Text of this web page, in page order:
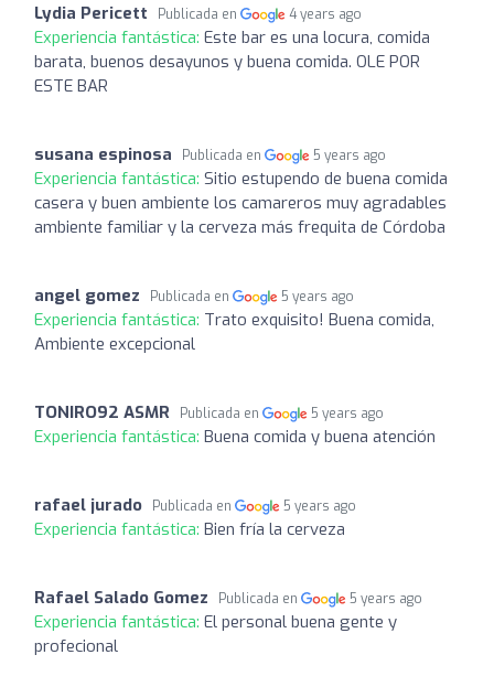
Lydia Pericett Publicada en 4 years ago
Experiencia fantástica: Este bar es una locura, comida
barata, buenos desayunos y buena comida. OLE POR
ESTE BAR
susana espinosa Publicada en 5 years ago
Experiencia fantástica: Sitio estupendo de buena comida
casera y buen ambiente los camareros muy agradables
ambiente familiar y la cerveza más frequita de Córdoba
angel gomez Publicada en 5 years ago
Experiencia fantástica: Trato exquisito! Buena comida,
Ambiente excepcional
TONIRO92 ASMR Publicada en 5 years ago
Experiencia fantástica: Buena comida y buena atención
rafael jurado Publicada en 5 years ago
Experiencia fantástica: Bien fría la cerveza
Rafael Salado Gomez Publicada en 5 years ago
Experiencia fantástica: El personal buena gente y
profecional